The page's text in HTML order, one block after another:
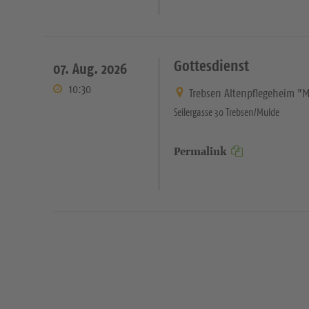
07. Aug. 2026
10:30
Gottesdienst
Trebsen Altenpflegeheim
Seilergasse 30 Trebsen/Mulde
Permalink